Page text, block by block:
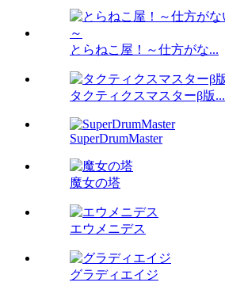
とらねこ屋！～仕方がな...
タクティクスマスターβ版...
SuperDrumMaster
魔女の塔
エウメニデス
グラディエイジ